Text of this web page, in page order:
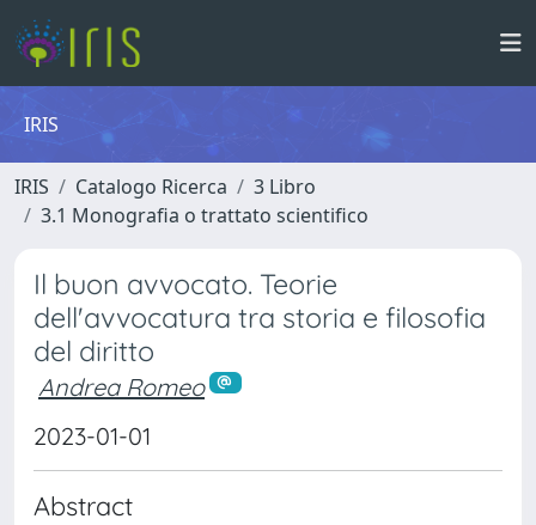
IRIS
IRIS Catalogo Ricerca
3 Libro
3.1 Monografia o trattato scientifico
Il buon avvocato. Teorie
dell'avvocatura tra storia e filosofia
del diritto
Andrea Romeo
2023-01-01
Abstract